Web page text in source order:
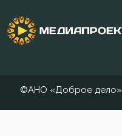
Женщина
Забота
©АНО «Доброе дело»